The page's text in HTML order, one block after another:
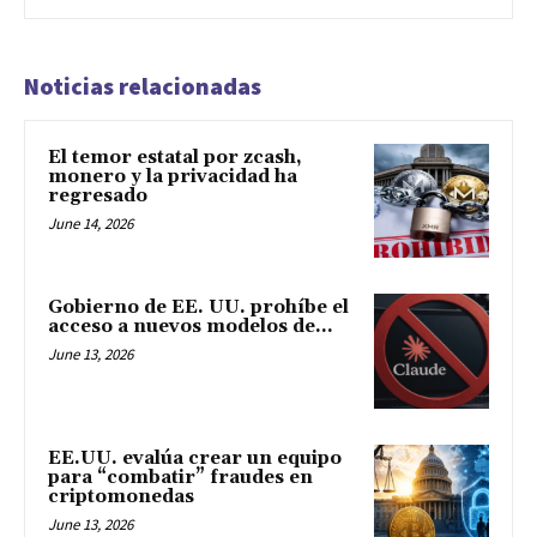
Noticias relacionadas
El temor estatal por zcash,
monero y la privacidad ha
regresado
June 14, 2026
Gobierno de EE. UU. prohíbe el
acceso a nuevos modelos de...
June 13, 2026
EE.UU. evalúa crear un equipo
para “combatir” fraudes en
criptomonedas
June 13, 2026